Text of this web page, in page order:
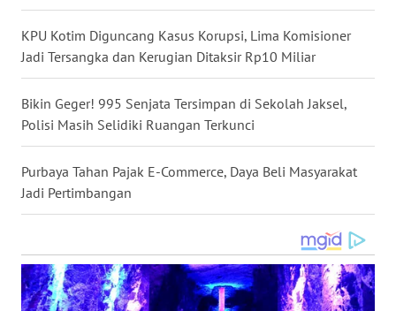
KPU Kotim Diguncang Kasus Korupsi, Lima Komisioner
Jadi Tersangka dan Kerugian Ditaksir Rp10 Miliar
Bikin Geger! 995 Senjata Tersimpan di Sekolah Jaksel,
Polisi Masih Selidiki Ruangan Terkunci
Purbaya Tahan Pajak E-Commerce, Daya Beli Masyarakat
Jadi Pertimbangan
NUSANTARA
JOGJA
JATIM
WN
WN
KALBAR